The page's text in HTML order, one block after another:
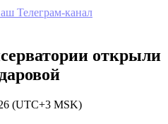
Телеграм-канал
открыли
(UTC+3 MSK)